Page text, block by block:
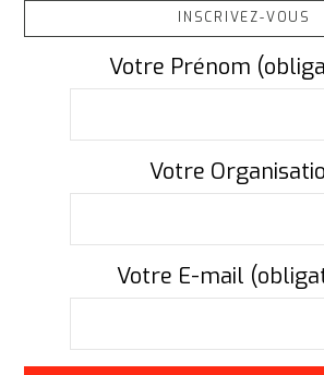
INSCRIVEZ-VOUS
Votre Prénom
Votre
Votre E-mail